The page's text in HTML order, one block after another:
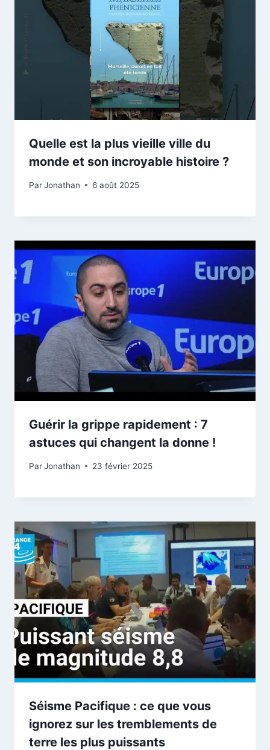
Quelle est la plus vieille ville du
monde et son incroyable histoire ?
ParJonathan 6 août 2025
Guérir la grippe rapidement : 7
astuces qui changent la donne !
ParJonathan 23 février 2025
Séisme Pacifique : ce que vous
ignorez sur les tremblements de
terre les plus puissants